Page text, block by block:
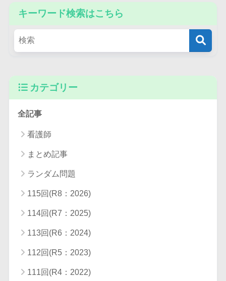
キーワード検索はこちら
カテゴリー
全記事
看護師
まとめ記事
ランダム問題
115回(R8：2026)
114回(R7：2025)
113回(R6：2024)
112回(R5：2023)
111回(R4：2022)